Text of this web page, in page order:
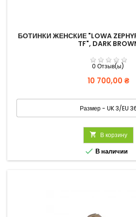
БОТИНКИ ЖЕНСКИЕ "LOWA
TF", DARK
0 Отзыв(ы)
Цена
10 700,00 ₴
 В корзину
 В наличии